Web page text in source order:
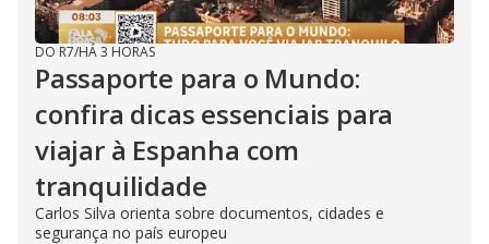
DO R7/HÁ 3 HORAS
Passaporte para o Mundo:
confira dicas essenciais para
viajar à Espanha com
tranquilidade
Carlos Silva orienta sobre documentos, cidades e
segurança no país europeu